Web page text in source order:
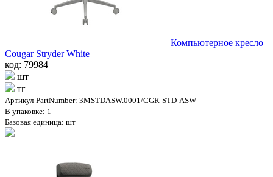
Компьютерное кресло
Cougar Stryder White
код: 79984
шт
тг
Артикул-PartNumber: 3MSTDASW.0001/CGR-STD-ASW
В упаковке: 1
Базовая единица: шт